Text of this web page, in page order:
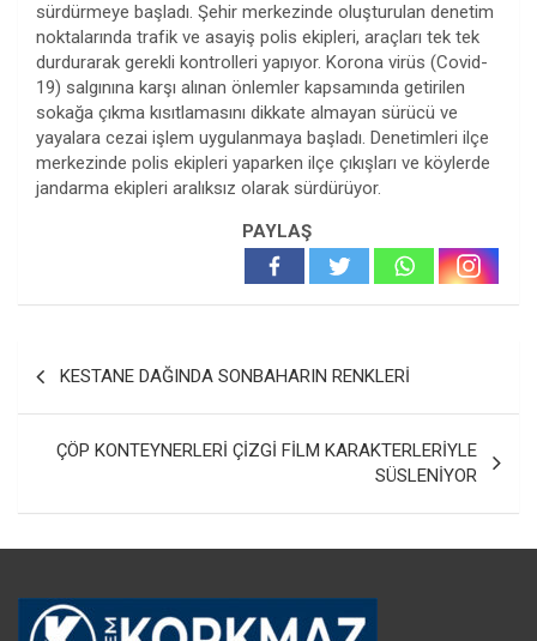
sürdürmeye başladı. Şehir merkezinde oluşturulan denetim
noktalarında trafik ve asayiş polis ekipleri, araçları tek tek
durdurarak gerekli kontrolleri yapıyor. Korona virüs (Covid-
19) salgınına karşı alınan önlemler kapsamında getirilen
sokağa çıkma kısıtlamasını dikkate almayan sürücü ve
yayalara cezai işlem uygulanmaya başladı. Denetimleri ilçe
merkezinde polis ekipleri yaparken ilçe çıkışları ve köylerde
jandarma ekipleri aralıksız olarak sürdürüyor.
PAYLAŞ
KESTANE DAĞINDA SONBAHARIN RENKLERİ
ÇÖP KONTEYNERLERİ ÇİZGİ FİLM KARAKTERLERİYLE
SÜSLENİYOR